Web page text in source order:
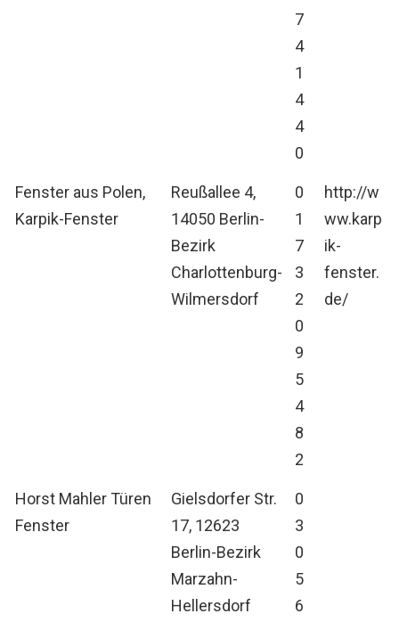
7
4
1
4
4
0
Fenster aus Polen,
Karpik-Fenster
Reußallee 4,
14050 Berlin-
Bezirk
Charlottenburg-
Wilmersdorf
0
1
7
3
2
0
9
5
4
8
2
http://w
ww.karp
ik-
fenster.
de/
Horst Mahler Türen
Fenster
Gielsdorfer Str.
17, 12623
Berlin-Bezirk
Marzahn-
Hellersdorf
0
3
0
5
6